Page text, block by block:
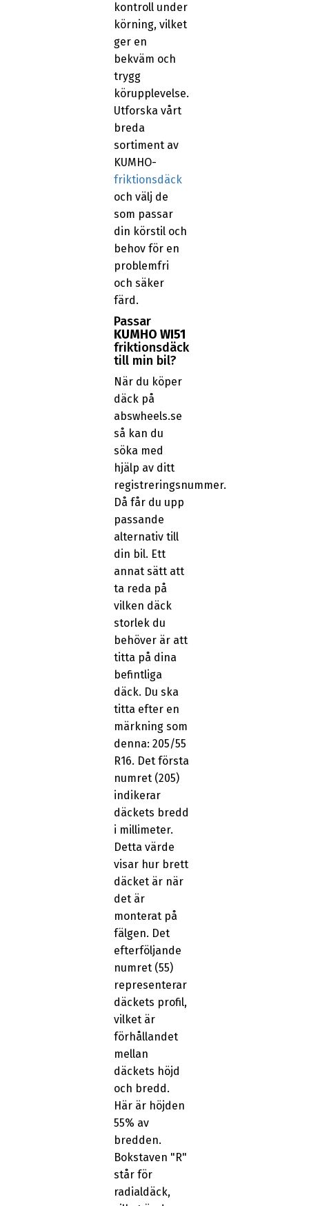
kontroll under
körning, vilket
ger en
bekväm och
trygg
körupplevelse.
Utforska vårt
breda
sortiment av
KUMHO-
friktionsdäck
och välj de
som passar
din körstil och
behov för en
problemfri
och säker
färd.
Passar
KUMHO WI51
friktionsdäck
till min bil?
När du köper
däck på
abswheels.se
så kan du
söka med
hjälp av ditt
registreringsnummer.
Då får du upp
passande
alternativ till
din bil. Ett
annat sätt att
ta reda på
vilken däck
storlek du
behöver är att
titta på dina
befintliga
däck. Du ska
titta efter en
märkning som
denna: 205/55
R16. Det första
numret (205)
indikerar
däckets bredd
i millimeter.
Detta värde
visar hur brett
däcket är när
det är
monterat på
fälgen. Det
efterföljande
numret (55)
representerar
däckets profil,
vilket är
förhållandet
mellan
däckets höjd
och bredd.
Här är höjden
55% av
bredden.
Bokstaven "R"
står för
radialdäck,